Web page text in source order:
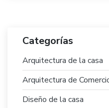
Categorías
Arquitectura de la casa
Arquitectura de
Diseño de la casa